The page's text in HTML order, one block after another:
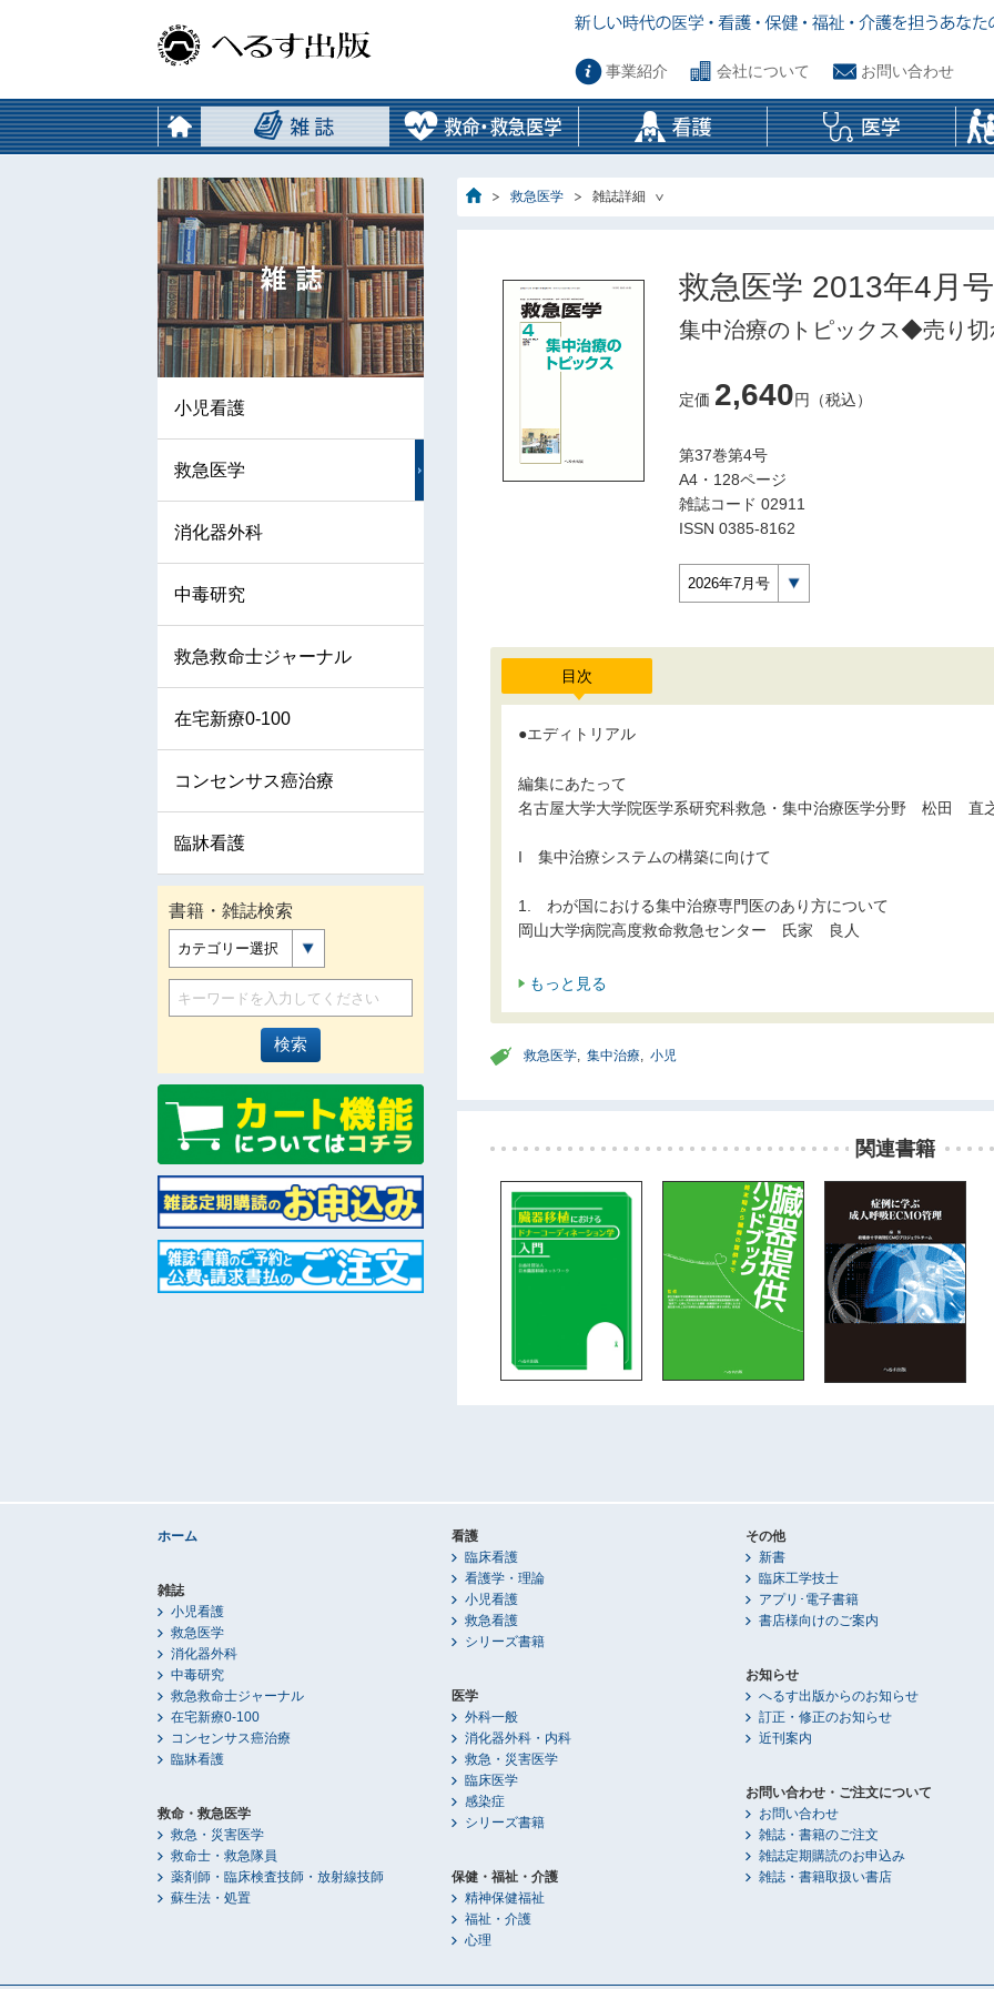
事業紹介 会社について お問い合わせ
救急医学 雑誌詳細
救急医学 2013年4月号
集中治療のトピックス◆売り
定価 2,640円（税込）
第37巻第4号
A4・128ページ
雑誌コード 02911
ISSN 0385-8162
2026年7月号
目次
●エディトリアル
編集にあたって
名古屋大学大学院医学系研究科救急・集中治療医学分野 松田 直
I 集中治療システムの構築に向けて
1. わが国における集中治療専門医のあり方について
岡山大学病院高度救命救急センター 氏家 良人
もっと見る
救急医学, 集中治療, 小児
関連書籍
小児看護
救急医学
消化器外科
中毒研究
救急救命士ジャーナル
在宅新療0-100
コンセンサス癌治療
臨牀看護
書籍・雑誌検索
カテゴリー選択
ホーム
雑誌
小児看護
救急医学
消化器外科
中毒研究
救急救命士ジャーナル
在宅新療0-100
コンセンサス癌治療
臨牀看護
救命・救急医学
救急・災害医学
救命士・救急隊員
薬剤師・臨床検査技師・放射線技師
蘇生法・処置
看護
臨床看護
看護学・理論
小児看護
救急看護
シリーズ書籍
医学
外科一般
消化器外科・内科
救急・災害医学
臨床医学
感染症
シリーズ書籍
保健・福祉・介護
精神保健福祉
福祉・介護
心理
その他
新書
臨床工学技士
アプリ･電子書籍
書店様向けのご案内
お知らせ
へるす出版からのお知らせ
訂正・修正のお知らせ
近刊案内
お問い合わせ・ご注文について
お問い合わせ
雑誌・書籍のご注文
雑誌定期購読のお申込み
雑誌・書籍取扱い書店